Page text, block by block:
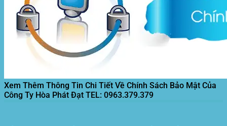
Xem Thêm Thông Tin Chi Tiết Về Chính Sách Bảo Mật Của
Công Ty Hòa Phát Đạt TEL: 0963.379.379